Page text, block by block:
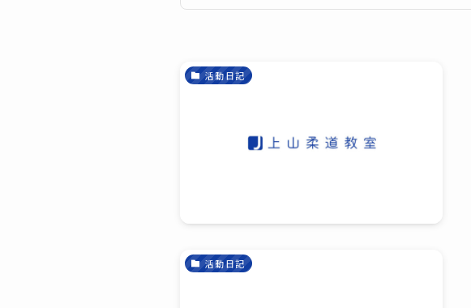
活動日記
活動日記